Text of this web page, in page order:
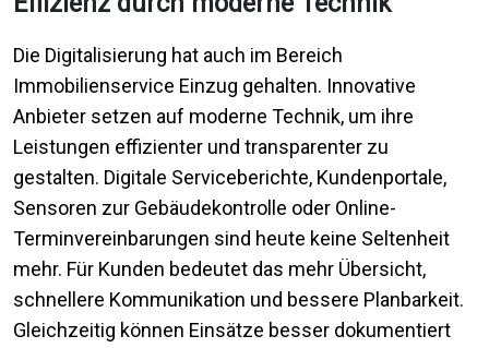
Die Digitalisierung hat auch im Bereich
Immobilienservice Einzug gehalten. Innovative
Anbieter setzen auf moderne Technik, um ihre
Leistungen effizienter und transparenter zu
gestalten. Digitale Serviceberichte, Kundenportale,
Sensoren zur Gebäudekontrolle oder Online-
Terminvereinbarungen sind heute keine Seltenheit
mehr. Für Kunden bedeutet das mehr Übersicht,
schnellere Kommunikation und bessere Planbarkeit.
Gleichzeitig können Einsätze besser dokumentiert